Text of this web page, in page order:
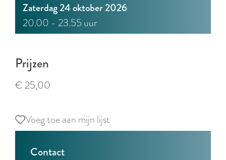
Zaterdag 24 oktober 2026
20.00 - 23.55 uur
Prijzen
€ 25,00
Voeg toe aan mijn lijst
Voeg toe aan mijn lijst
Contact